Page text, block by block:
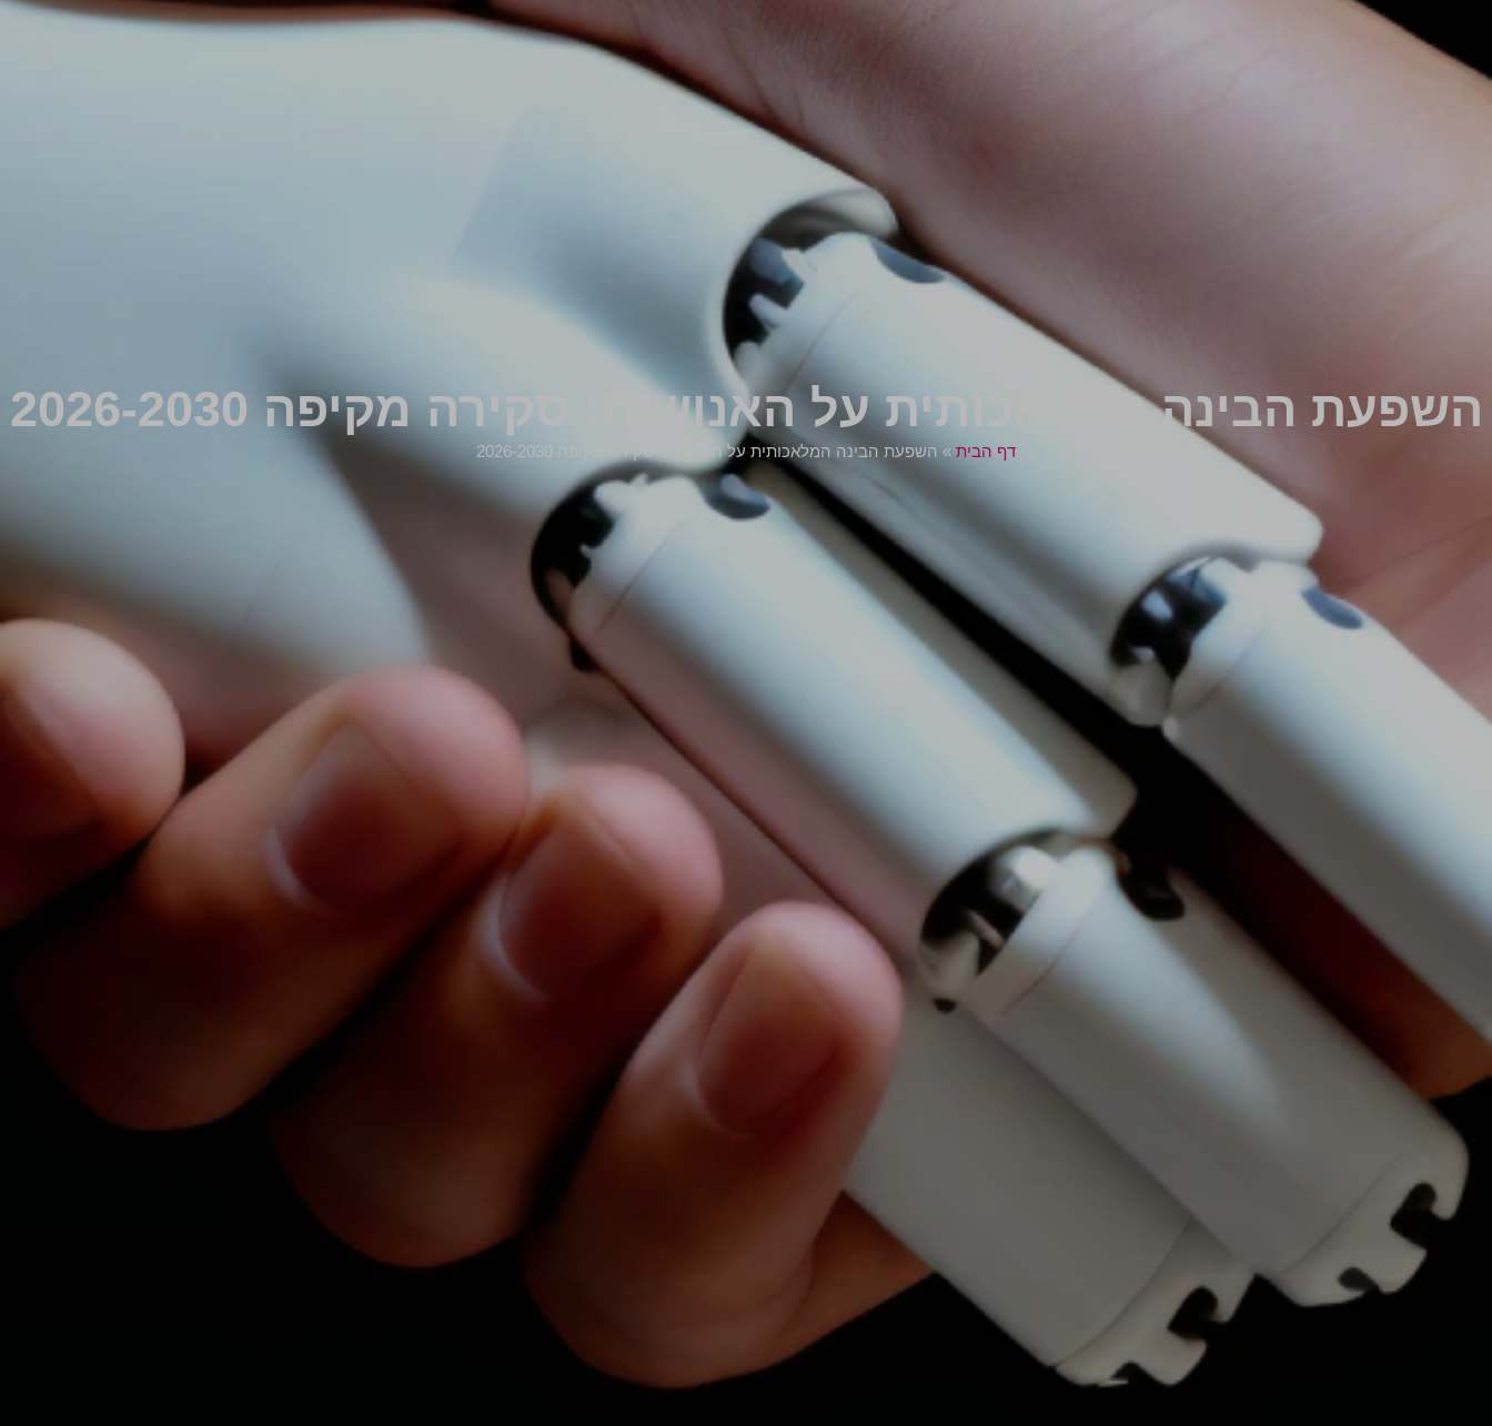
השפעת הבינה המלאכותית על האנושות: סקירה מקיפה 2026-2030
דף הבית » השפעת הבינה המלאכותית על האנושות: סקירה מקיפה 2026-2030